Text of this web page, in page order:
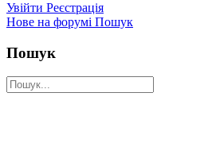
Увійти Реєстрація
Нове на форумі Пошук
Пошук